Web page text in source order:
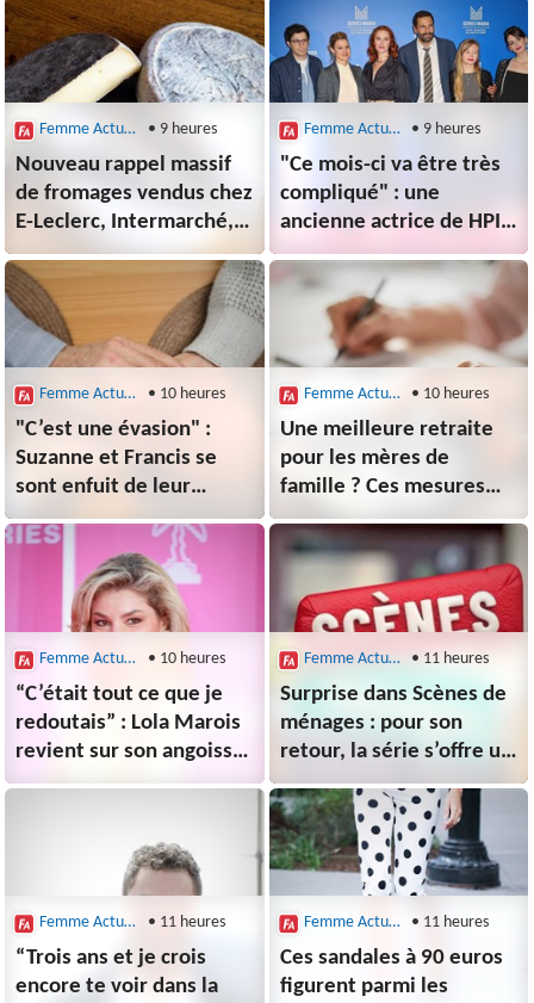
évite le gaspillage
selon un opticien
Femme Actuelle le Mag • 9 heures
Nouveau rappel massif
de fromages vendus chez
E-Leclerc, Intermarché,
Auchan ou encore
Carrefour pour cause de
contamination à
la listeria
Femme Actuelle le Mag • 9 heures
"Ce mois-ci va être très
compliqué" : une
ancienne actrice de HPI
fait face à de sérieux
problèmes financiers et
lance une "bouteille à
la mer"
Femme Actuelle le Mag • 10 heures
"C’est une évasion" :
Suzanne et Francis se
sont enfuit de leur
maison de retraite pour
offrir à la femme de 108
ans un tour en avion
Femme Actuelle le Mag • 10 heures
Une meilleure retraite
pour les mères de
famille ? Ces mesures
qui devraient avantager
de nombreuses femmes
dans le calcul dans
leur pension
Femme Actuelle le Mag • 10 heures
“C’était tout ce que je
redoutais” : Lola Marois
revient sur son angoisse
à la naissance de ses
grands prématurés
Femme Actuelle le Mag • 11 heures
Surprise dans Scènes de
ménages : pour son
retour, la série s’offre un
nouveau personnage
très attendu dans la
saison 18 (avec un acteur
très connu)
Femme Actuelle le Mag • 11 heures
“Trois ans et je crois
encore te voir dans la
Femme Actuelle le Mag • 11 heures
Ces sandales à 90 euros
figurent parmi les